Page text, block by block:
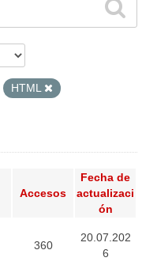
HTML
Accesos
Fecha de
actualizaci
ón
360
20.07.202
6